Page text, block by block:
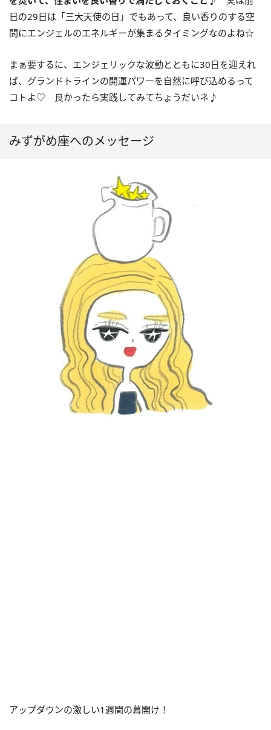
日の29日は「三大天使の日」でもあって、良い香りのする空
間にエンジェルのエネルギーが集まるタイミングなのよね☆
まぁ要するに、エンジェリックな波動とともに30日を迎えれ
ば、グランドトラインの開運パワーを自然に呼び込めるって
コトよ♡ 良かったら実践してみてちょうだいネ♪
みずがめ座へのメッセージ
アップダウンの激しい1週間の幕開け！